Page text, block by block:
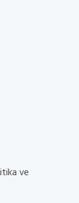
ve